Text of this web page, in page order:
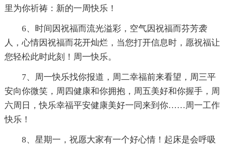
里为你祈祷：新的一周快乐！
6、时间因祝福而流光溢彩，空气因祝福而芬芳袭
人，心情因祝福而花开灿烂，当您打开信息时，愿祝福让
您轻松此时此刻！周一快乐。
7、周一快乐找你报道，周二幸福前来看望，周三平
安向你微笑，周四健康和你拥抱，周五美好和你握手，周
六周日，快乐幸福平安健康美好一同来到你……周一工作
快乐！
8、星期一，祝愿大家有一个好心情！起床是会呼吸